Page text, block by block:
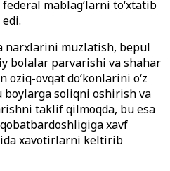
mablag‘larni to‘xtatib
narxlarini muzlatish, bepul
bolalar parvarishi va shahar
ovqat do‘konlarini o‘z
boylarga soliqni oshirish va
taklif qilmoqda, bu esa
xavf
xavotirlarni keltirib